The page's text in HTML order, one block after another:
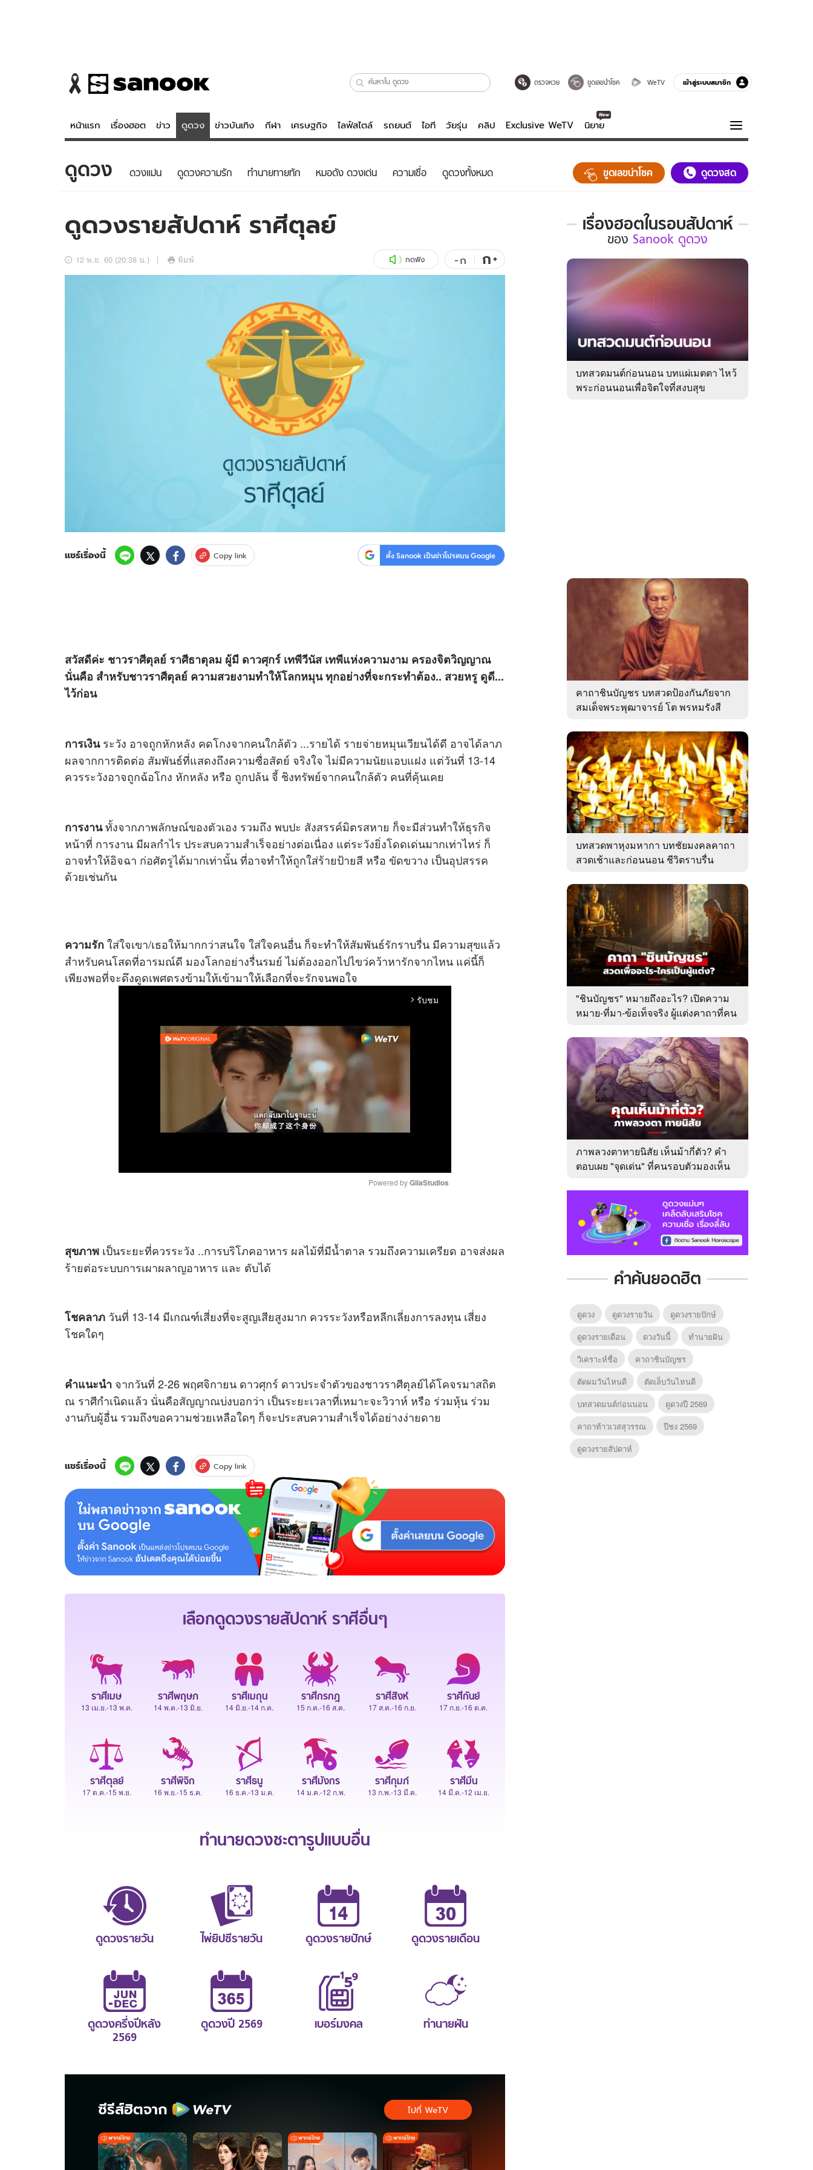
ตรวจหวย ขูดเลขนำโชค WeTV เข้าสู่ระบบสมาชิก
หน้าแรก เรื่องฮอต ข่าว ดูดวง ข่าวบันเทิง กีฬา เศรษฐกิจ ไลฟ์สไตล์ รถยนต์ ไอที วัยรุ่น คลิป Exclusive WeTV นิยาย
ข่าว
ข่าวบันเทิง
ดูดวง - ตรวจหวย
สถิติหวยไทย
ไลฟ์สไตล์
รถยนต์
Sanook Choice
คลิป
พอดแคสต์
ความรู้รอบตัว
ฮาวทู
ติดตามสนุกโซเชียลได้ที่
ดูดวง ดวงแม่น ดูดวงความรัก ทํานายทายทัก หมอดัง ดวงเด่น ความเชื่อ ดูดวงทั้งหมด ขูดเลขนำโชค ดูดวงสด
ดูดวงรายสัปดาห์ ราศีตุลย์
12 พ.ย. 60 (20:38 น.) พิมพ์ กดฟัง -ก ก+
แชร์เรื่องนี้ Copy link ตั้ง Sanook เป็นข่าวโปรดบน Google
สวัสดีค่ะ ชาวราศีตุลย์ ราศีธาตุลม ผู้มี ดาวศุกร์ เทพีวีนัส เทพีแห่งความงาม ครองจิตวิญญาณ
นั่นคือ สำหรับชาวราศีตุลย์ ความสวยงามทำให้โลกหมุน ทุกอย่างที่จะกระทำต้อง.. สวยหรู ดูดี...
ไว้ก่อน
การเงินระวัง อาจถูกหักหลัง คดโกงจากคนใกล้ตัว ...รายได้ รายจ่ายหมุนเวียนได้ดี อาจได้ลาภ
ผลจากการติดต่อ สัมพันธ์ที่แสดงถึงความซื่อสัตย์ จริงใจ ไม่มีความนัยแอบแฝง แต่วันที่ 13-14
ควรระวังอาจถูกฉ้อโกง หักหลัง หรือ ถูกปล้น จี้ ชิงทรัพย์จากคนใกล้ตัว คนที่คุ้นเคย
การงานทั้งจากภาพลักษณ์ของตัวเอง รวมถึง พบปะ สังสรรค์มิตรสหาย ก็จะมีส่วนทำให้ธุรกิจ
หน้าที่ การงาน มีผลกำไร ประสบความสำเร็จอย่างต่อเนื่อง แต่ระวังยิ่งโดดเด่นมากเท่าไหร่ ก็
อาจทำให้อิจฉา ก่อศัตรูได้มากเท่านั้น ที่อาจทำให้ถูกใส่ร้ายป้ายสี หรือ ขัดขวาง เป็นอุปสรรค
ด้วยเช่นกัน
ความรักใส่ใจเขา/เธอให้มากกว่าสนใจ ใส่ใจคนอื่น ก็จะทำให้สัมพันธ์รักราบรื่น มีความสุขแล้ว
สำหรับคนโสดที่อารมณ์ดี มองโลกอย่างรื่นรมย์ ไม่ต้องออกไปไขว่คว้าหารักจากไหน แค่นี้ก็
เพียงพอที่จะดึงดูดเพศตรงข้ามให้เข้ามาให้เลือกที่จะรักจนพอใจ
arrow_forward_ios รับชม
t
Powered by GliaStudios
สุขภาพ เป็นระยะที่ควรระวัง ..การบริโภคอาหาร ผลไม้ที่มีน้ำตาล รวมถึงความเครียด อาจส่งผล
ร้ายต่อระบบการเผาผลาญอาหาร และ ตับได้
โชคลาภ วันที่ 13-14 มีเกณฑ์เสี่ยงที่จะสูญเสียสูงมาก ควรระวังหรือหลีกเลี่ยงการลงทุน เสี่ยง
โชคใดๆ
คำแนะนำ จากวันที่ 2-26 พฤศจิกายน ดาวศุกร์ ดาวประจำตัวของชาวราศีตุลย์ได้โคจรมาสถิต
ณ ราศีกำเนิดแล้ว นั่นคือสัญญาณบ่งบอกว่า เป็นระยะเวลาที่เหมาะจะวิวาห์ หรือ ร่วมหุ้น ร่วม
งานกับผู้อื่น รวมถึงขอความช่วยเหลือใดๆ ก็จะประสบความสำเร็จได้อย่างง่ายดาย
แชร์เรื่องนี้ Copy link
เลือกดูดวงรายสัปดาห์ราศีอื่นๆ
ราศีเมษ
13 เม.ย.-13 พ.ค.
ราศีพฤษภ
14 พ.ค.-13 มิ.ย.
ราศีเมถุน
14 มิ.ย.-14 ก.ค.
ราศีกรกฎ
15 ก.ค.-16 ส.ค.
ราศีสิงห์
17 ส.ค.-16 ก.ย.
ราศีกันย์
17 ก.ย.-16 ต.ค.
ราศีตุลย์
17 ต.ค.-15 พ.ย.
ราศีพิจิก
16 พ.ย.-15 ธ.ค.
ราศีธนู
16 ธ.ค.-13 ม.ค.
ราศีมังกร
14 ม.ค.-12 ก.พ.
ราศีกุมภ์
13 ก.พ.-13 มี.ค.
ราศีมีน
14 มี.ค.-12 เม.ย.
ทำนายดวงชะตารูปแบบอื่น
ดูดวงรายวัน ไพ่ยิปซีรายวัน ดูดวงรายปักษ์ ดูดวงรายเดือน
ดูดวงครึ่งปีหลัง
2569
ดูดวงปี 2569 เบอร์มงคล ทำนายฝัน
ซีรีส์ฮิตจาก ไปที่ WeTV
เรื่องฮอตในรอบสัปดาห์
เรื่อง
ใน
รอบ
ของ
Sanook
ดูด
ของ Sanook ดูดวง
บทสวดมนต์ก่อนนอน บทแผ่เมตตา ไหว้
พระก่อนนอนเพื่อจิตใจที่สงบสุข
คาถาชินบัญชร บทสวดป้องกันภัยจาก
สมเด็จพระพุฒาจารย์ โต พรหมรังสี
บทสวดพาหุงมหากา บทชัยมงคลคาถา
สวดเช้าและก่อนนอน ชีวิตราบรื่น
"ชินบัญชร" หมายถึงอะไร? เปิดความ
หมาย-ที่มา-ข้อเท็จจริง ผู้แต่งคาถาที่คน
ภาพลวงตาทายนิสัย เห็นม้ากี่ตัว? คำ
ตอบเผย "จุดเด่น" ที่คนรอบตัวมองเห็น
คำค้นยอดฮิต
ดูดวง ดูดวงรายวัน
ดูดวงรายปักษ์
ดูดวงรายเดือน
ดวงวันนี้
ทํานายฝัน
วิเคราะห์ชื่อ
คาถาชินบัญชร
ตัดผมวันไหนดี
ตัดเล็บวันไหนดี
บทสวดมนต์ก่อนนอน
ดูดวงปี 2569
คาถาท้าวเวสสุวรรณ
ปีชง 2569
ดูดวงรายสัปดาห์